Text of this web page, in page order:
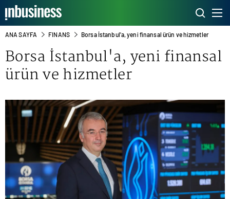
ANA SAYFA FINANS Borsa İstanbul'a, yeni finansal ürün ve hizmetler
Borsa İstanbul'a, yeni finansal
ürün ve hizmetler